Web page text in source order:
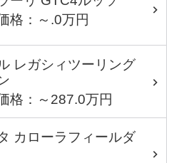
格：～.0万円
レガシィツーリング
格：～287.0万円
カローラフィールダ